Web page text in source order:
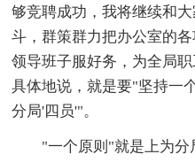
够竞聘成功，我将继续和
斗，群策群力把办公室的
领导班子服好务，为全局
具体地说，就是要"坚持一
分局'四员'"。
"一个原则"就是上为